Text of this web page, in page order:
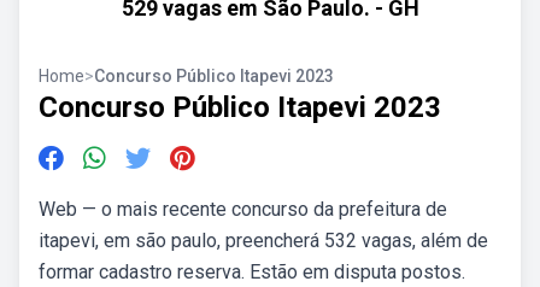
529 vagas em São Paulo. - GH
Home>Concurso Público Itapevi 2023
Concurso Público Itapevi 2023
Web — o mais recente concurso da prefeitura de
itapevi, em são paulo, preencherá 532 vagas, além de
formar cadastro reserva. Estão em disputa postos.